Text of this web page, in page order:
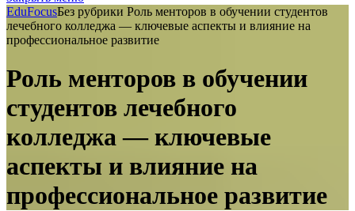
EduFocusБез рубрики Роль менторов в обучении студентов
лечебного колледжа — ключевые аспекты и влияние на
профессиональное развитие
Роль менторов в обучении
студентов лечебного
колледжа — ключевые
аспекты и влияние на
профессиональное развитие